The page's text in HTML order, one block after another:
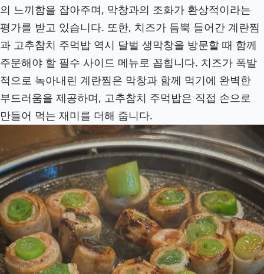
의 느끼함을 잡아주며, 막창과의 조화가 환상적이라는
평가를 받고 있습니다. 또한, 치즈가 듬뿍 들어간 계란찜
과 고추참치 주먹밥 역시 달벌 생막창을 방문할 때 함께
주문해야 할 필수 사이드 메뉴로 꼽힙니다. 치즈가 폭발
적으로 녹아내린 계란찜은 막창과 함께 먹기에 완벽한
부드러움을 제공하며, 고추참치 주먹밥은 직접 손으로
만들어 먹는 재미를 더해 줍니다.